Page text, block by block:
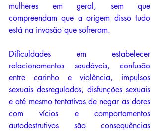
mulheres em geral, sem que
compreendam que a origem disso tudo
está na invasão que sofreram.
Dificuldades em estabelecer
relacionamentos saudáveis, confusão
entre carinho e violência, impulsos
sexuais desregulados, disfunções sexuais
e até mesmo tentativas de negar as dores
com vícios e comportamentos
autodestrutivos são consequências